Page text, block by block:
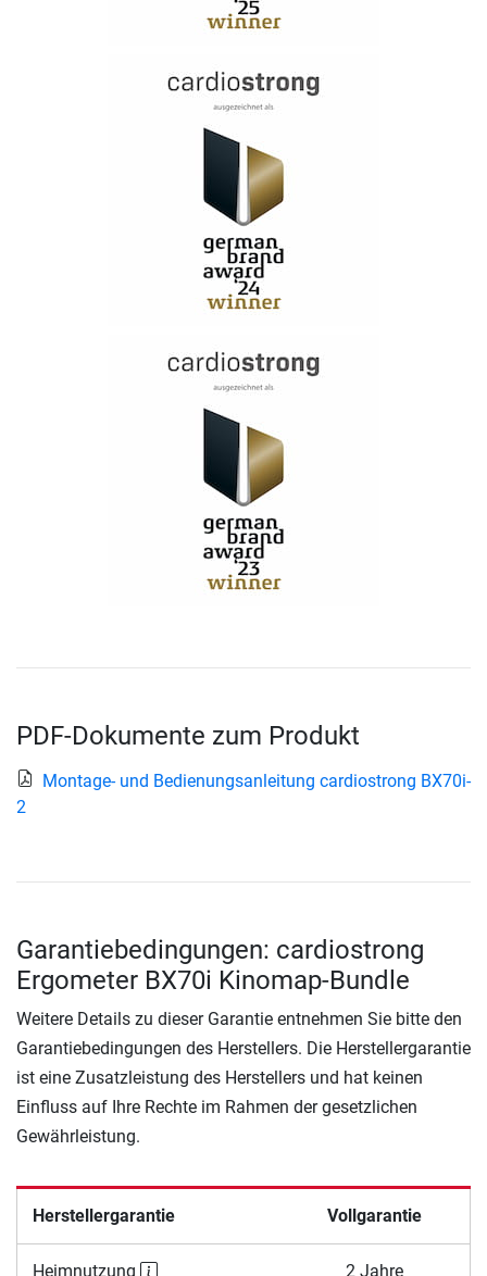
PDF-Dokumente zum Produkt
Montage- und Bedienungsanleitung cardiostrong BX70i-
2
Garantiebedingungen: cardiostrong
Ergometer BX70i Kinomap-Bundle
Weitere Details zu dieser Garantie entnehmen Sie bitte den
Garantiebedingungen des Herstellers. Die Herstellergarantie
ist eine Zusatzleistung des Herstellers und hat keinen
Einfluss auf Ihre Rechte im Rahmen der gesetzlichen
Gewährleistung.
Herstellergarantie Vollgarantie
Heimnutzung 2 Jahre